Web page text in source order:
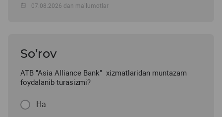
07.08.2026 dan ma’lumotlar
So’rov
ATB "Asia Alliance Bank" xizmatlaridan muntazam
foydalanib turasizmi?
Ha